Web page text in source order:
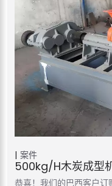
案件
500kg/h木炭成型
恭喜！我们的巴西客户